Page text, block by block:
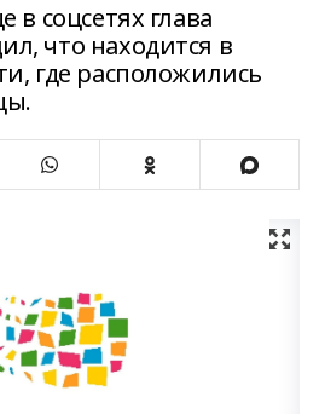
в соцсетях глава
что находится в
где расположились